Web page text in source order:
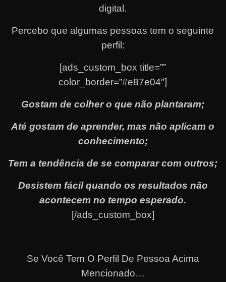
digital.
Percebo que algumas pessoas tem o seguinte
perfil:
[ads_custom_box title=””
color_border=”#e87e04″]
Gostam de colher o que não plantaram;
Até gostam de aprender, mas não aplicam o
conhecimento;
Tem a tendência de se comparar com outros;
Desistem fácil quando os resultados não
acontecem no tempo esperado.
[/ads_custom_box]
Se Você Tem O Perfil De Pessoa Acima
Mencionado…